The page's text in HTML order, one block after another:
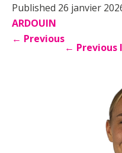
Published 26 janvier
ARDOUIN
← Previous
← Previous